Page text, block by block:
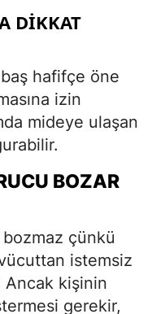
DIKKAT
baş hafifçe öne
izin
mideye ulaşan
BOZAR
çünkü
istemsiz
Ancak kişinin
gerekir,